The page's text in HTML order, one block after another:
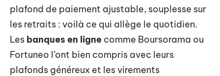
plafond de paiement ajustable, souplesse sur
les retraits : voilà ce qui allège le quotidien.
Les banques en ligne comme Boursorama ou
Fortuneo l’ont bien compris avec leurs
plafonds généreux et les virements